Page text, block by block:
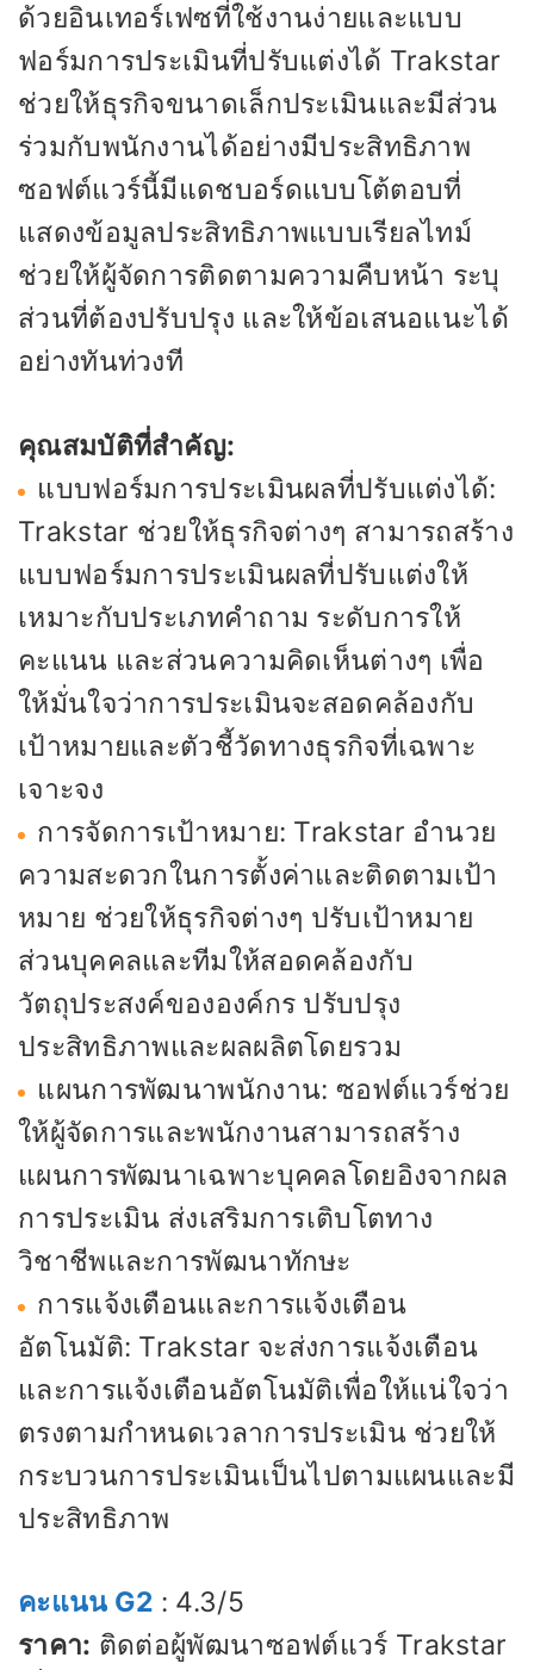
ด้วยอินเทอร์เฟซที่ใช้งานง่ายและแบบ
ฟอร์มการประเมินที่ปรับแต่งได้ Trakstar
ช่วยให้ธุรกิจขนาดเล็กประเมินและมีส่วน
ร่วมกับพนักงานได้อย่างมีประสิทธิภาพ
ซอฟต์แวร์นี้มีแดชบอร์ดแบบโต้ตอบที่
แสดงข้อมูลประสิทธิภาพแบบเรียลไทม์
ช่วยให้ผู้จัดการติดตามความคืบหน้า ระบุ
ส่วนที่ต้องปรับปรุง และให้ข้อเสนอแนะได้
อย่างทันท่วงที
คุณสมบัติที่สำคัญ:
แบบฟอร์มการประเมินผลที่ปรับแต่งได้:
Trakstar ช่วยให้ธุรกิจต่างๆ สามารถสร้าง
แบบฟอร์มการประเมินผลที่ปรับแต่งให้
เหมาะกับประเภทคำถาม ระดับการให้
คะแนน และส่วนความคิดเห็นต่างๆ เพื่อ
ให้มั่นใจว่าการประเมินจะสอดคล้องกับ
เป้าหมายและตัวชี้วัดทางธุรกิจที่เฉพาะ
เจาะจง
การจัดการเป้าหมาย: Trakstar อำนวย
ความสะดวกในการตั้งค่าและติดตามเป้า
หมาย ช่วยให้ธุรกิจต่างๆ ปรับเป้าหมาย
ส่วนบุคคลและทีมให้สอดคล้องกับ
วัตถุประสงค์ขององค์กร ปรับปรุง
ประสิทธิภาพและผลผลิตโดยรวม
แผนการพัฒนาพนักงาน: ซอฟต์แวร์ช่วย
ให้ผู้จัดการและพนักงานสามารถสร้าง
แผนการพัฒนาเฉพาะบุคคลโดยอิงจากผล
การประเมิน ส่งเสริมการเติบโตทาง
วิชาชีพและการพัฒนาทักษะ
การแจ้งเตือนและการแจ้งเตือน
อัตโนมัติ: Trakstar จะส่งการแจ้งเตือน
และการแจ้งเตือนอัตโนมัติเพื่อให้แน่ใจว่า
ตรงตามกำหนดเวลาการประเมิน ช่วยให้
กระบวนการประเมินเป็นไปตามแผนและมี
ประสิทธิภาพ
คะแนน G2 : 4.3/5
ราคา: ติดต่อผู้พัฒนาซอฟต์แวร์ Trakstar